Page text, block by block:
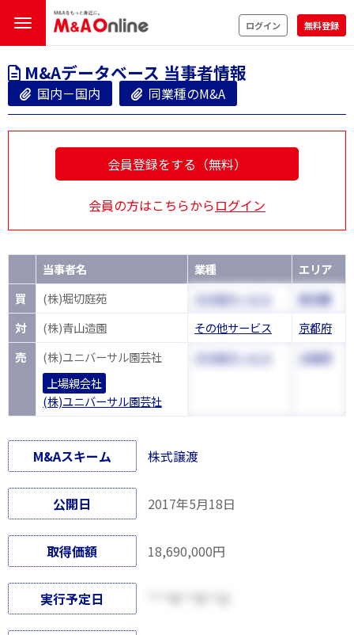
ログイン 無料登録
M&Aデータベース 当事者情報
国内－国内 同業種のM&A
会員登録をする（無料）
会員の方はこちらからログイン
当事者名 業種
エリア
買
(株)堀切庭苑 その他サービス
東京都
対
(株)青山造園 その他サービス
京都府
売
(株)ユニバーサル園芸社
上場親会社
(株)ユニバーサル園芸社
その他サービス 大阪府
M&Aスキーム 株式譲渡
公開日 2017年5月18日
取得価額 18,690,000円
実行予定日